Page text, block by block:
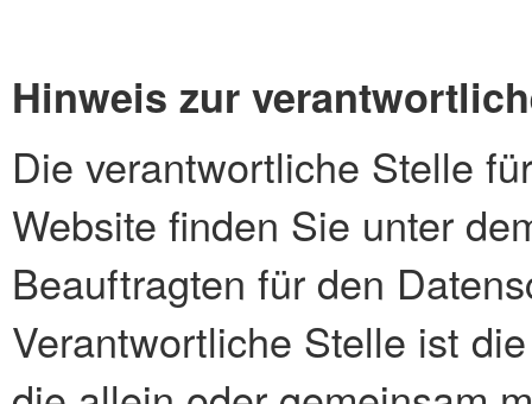
Hinweis zur
Die verantwortliche Stelle
Website finden Sie unter
Beauftragten für den
Verantwortliche Stelle ist